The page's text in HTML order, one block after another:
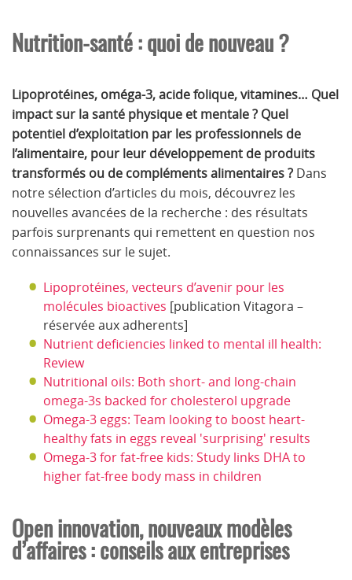
Nutrition-santé : quoi de nouveau ?
Lipoprotéines, oméga-3, acide folique, vitamines… Quel
impact sur la santé physique et mentale ? Quel
potentiel d’exploitation par les professionnels de
l’alimentaire, pour leur développement de produits
transformés ou de compléments alimentaires ? Dans
notre sélection d’articles du mois, découvrez les
nouvelles avancées de la recherche : des résultats
parfois surprenants qui remettent en question nos
connaissances sur le sujet.
Lipoprotéines, vecteurs d’avenir pour les
molécules bioactives [publication Vitagora –
réservée aux adherents]
Nutrient deficiencies linked to mental ill health:
Review
Nutritional oils: Both short- and long-chain
omega-3s backed for cholesterol upgrade
Omega-3 eggs: Team looking to boost heart-
healthy fats in eggs reveal 'surprising' results
Omega-3 for fat-free kids: Study links DHA to
higher fat-free body mass in children
Open innovation, nouveaux modèles
d’affaires : conseils aux entreprises